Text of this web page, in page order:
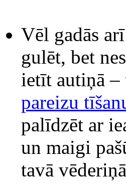
Vēl gadās
gulēt, bet
ietīt autiņā
pareizu
palīdzēt ar
un maigi
tavā